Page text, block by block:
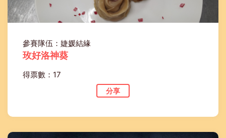
參賽隊伍：婕媛結緣
玫好洛神葵
得票數：17
分享